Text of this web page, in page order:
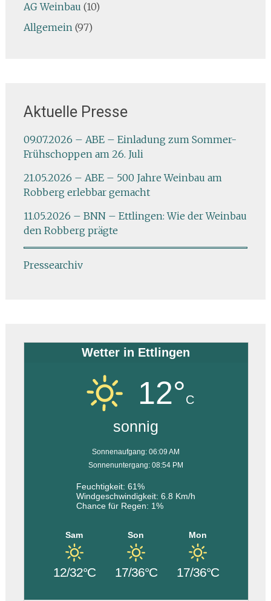
AG Weinbau (10)
Allgemein(97)
Aktuelle Presse
09.07.2026 – ABE – Einladung zum Sommer-
Frühschoppen am 26. Juli
21.05.2026 – ABE – 500 Jahre Weinbau am
Robberg erlebbar gemacht
11.05.2026 – BNN – Ettlingen: Wie der Weinbau
den Robberg prägte
Pressearchiv
Wetter in Ettlingen
12°C
sonnig
Sonnenaufgang: 06:09 AM
Sonnenuntergang: 08:54 PM
Feuchtigkeit: 61%
Windgeschwindigkeit: 6.8 Km/h
Chance für Regen: 1%
Sam
12/32°C
Son
17/36°C
Mon
17/36°C